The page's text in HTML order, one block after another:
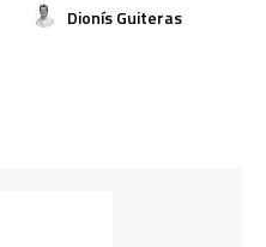
Dionís Guiteras